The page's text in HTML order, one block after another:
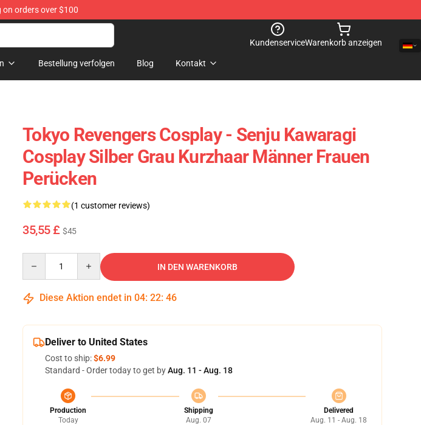
on orders over $100
KundenserviceWarenkorb anzeigen
Bestellung verfolgen Blog Kontakt
Tokyo Revengers Cosplay - Senju Kawaragi
Cosplay Silber Grau Kurzhaar Männer Frauen
Perücken
(1 customer reviews)
35,55 £ $45
IN DEN WARENKORB
Diese Aktion endet in 04: 22: 45
Deliver to United States
Cost to ship:$6.99
Standard - Order today to get byAug. 11 - Aug. 18
Production
Today
Shipping
Aug. 07
Delivered
Aug. 11 - Aug. 18